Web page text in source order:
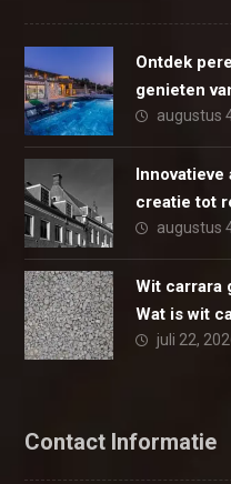
Ontdek
genieten
augustus
creatie tot
augustus
Wit carrara
Wat is wit
juli 22,
Contact Informatie